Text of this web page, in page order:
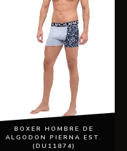
BOXER HOMBRE DE
ALGODON PIERNA EST.
(DU11874)